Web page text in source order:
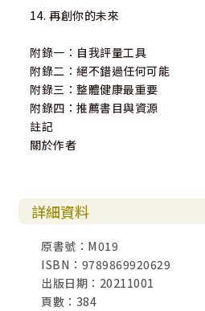
14. 再創你的未來
附錄一：自我評量工具
附錄二：絕不錯過任何可能
附錄三：整體健康最重要
附錄四：推薦書目與資源
註記
關於作者
詳細資料
原書號：M019
ISBN：9789869920629
出版日期：20211001
頁數：384